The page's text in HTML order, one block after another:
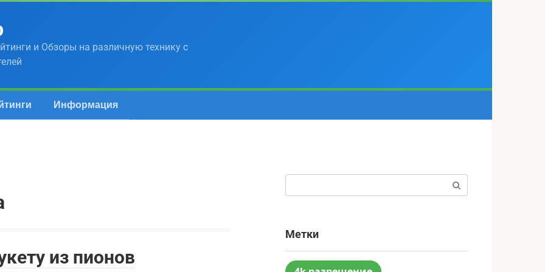
и Обзоры на различную технику с
Информация
из пионов
Метки